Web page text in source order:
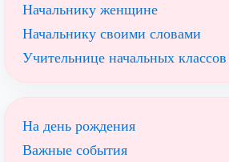
Начальнику женщине
Начальнику своими словами
Учительнице начальных классов
На день рождения
Важные события